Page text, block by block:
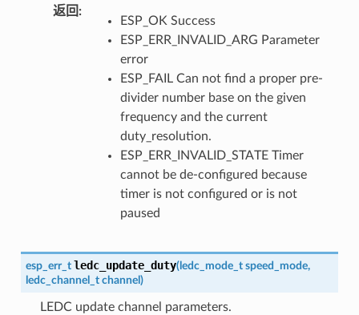
返回 :
ESP_OK Success
ESP_ERR_INVALID_ARG Parameter
error
ESP_FAIL Can not find a proper pre-
divider number base on the given
frequency and the current
duty_resolution.
ESP_ERR_INVALID_STATE Timer
cannot be de-configured because
timer is not configured or is not
paused
esp_err_t ledc_update_duty(ledc_mode_t speed_mode,
ledc_channel_t channel )
LEDC update channel parameters.